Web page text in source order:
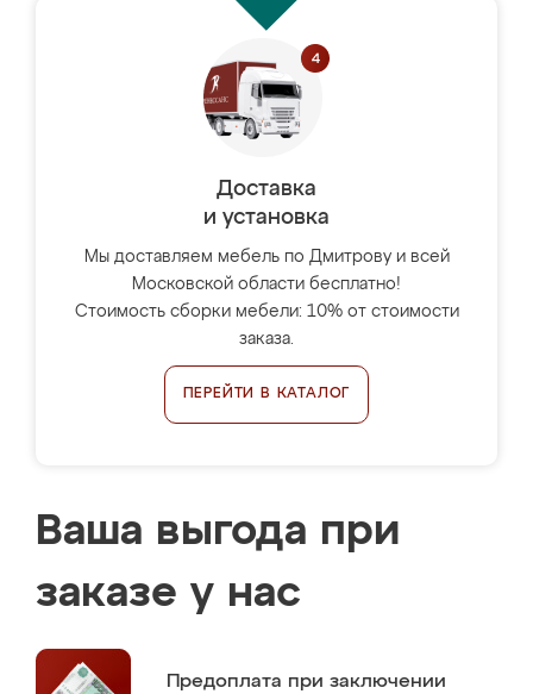
Доставка
и установка
Мы доставляем мебель по Дмитрову и всей
Московской области бесплатно!
Стоимость сборки мебели: 10% от стоимости
заказа.
ПЕРЕЙТИ В КАТАЛОГ
Ваша выгода при
заказе у нас
Предоплата при заключении